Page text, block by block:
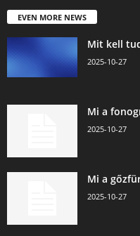
EVEN MORE NEWS
Mit kell
2025-10-27
Mi a
2025-10-27
Mi a
2025-10-27